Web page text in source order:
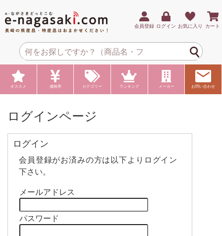
会員登録 ログイン お気に入り カート
オススメ 価格帯 カテゴリー ランキング メーカー お問い合わせ
ログインページ
ログイン
会員登録がお済みの方は以下よりログイン
下さい。
メールアドレス
パスワード